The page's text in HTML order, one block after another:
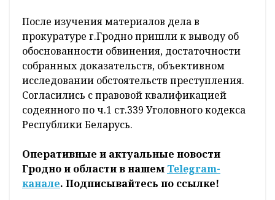
После изучения материалов дела в
прокуратуре г.Гродно пришли к выводу об
обоснованности обвинения, достаточности
собранных доказательств, объективном
исследовании обстоятельств преступления.
Согласились с правовой квалификацией
содеянного по ч.1 ст.339 Уголовного кодекса
Республики Беларусь.
Оперативные и актуальные новости
Гродно и области в нашем Telegram-
канале. Подписывайтесь по ссылке!